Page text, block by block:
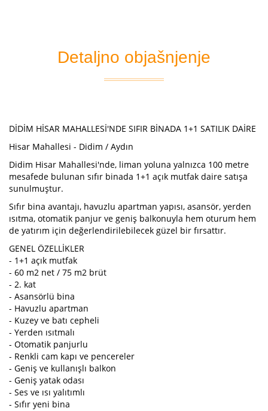
Detaljno objašnjenje
DİDİM HİSAR MAHALLESİ'NDE SIFIR BİNADA 1+1 SATILIK DAİRE
Hisar Mahallesi - Didim / Aydın
Didim Hisar Mahallesi'nde, liman yoluna yalnızca 100 metre
mesafede bulunan sıfır binada 1+1 açık mutfak daire satışa
sunulmuştur.
Sıfır bina avantajı, havuzlu apartman yapısı, asansör, yerden
ısıtma, otomatik panjur ve geniş balkonuyla hem oturum hem
de yatırım için değerlendirilebilecek güzel bir fırsattır.
GENEL ÖZELLİKLER
- 1+1 açık mutfak
- 60 m2 net / 75 m2 brüt
- 2. kat
- Asansörlü bina
- Havuzlu apartman
- Kuzey ve batı cepheli
- Yerden ısıtmalı
- Otomatik panjurlu
- Renkli cam kapı ve pencereler
- Geniş ve kullanışlı balkon
- Geniş yatak odası
- Ses ve ısı yalıtımlı
- Sıfır yeni bina